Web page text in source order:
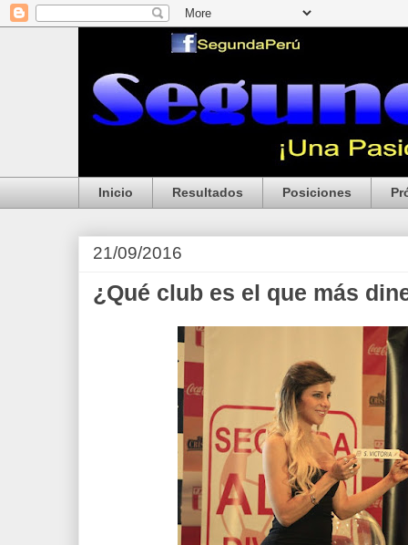
Inicio Resultados Posiciones
21/09/2016
¿Qué club es el que más